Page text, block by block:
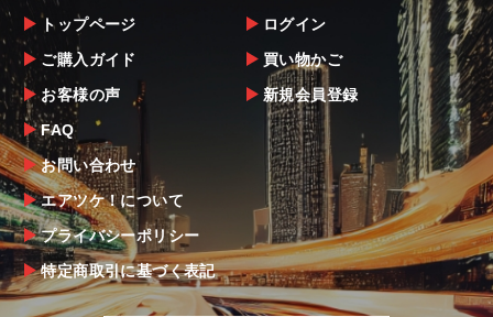
トップページ
ご購入ガイド
お客様の声
FAQ
お問い合わせ
エアツケ！について
プライバシーポリシー
特定商取引に基づく表記
ログイン
買い物かご
新規会員登録